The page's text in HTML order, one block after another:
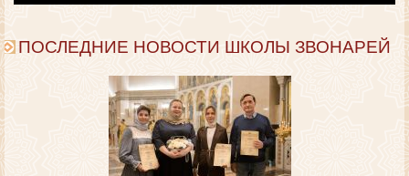
ПОСЛЕДНИЕ НОВОСТИ ШКОЛЫ ЗВОНАРЕЙ